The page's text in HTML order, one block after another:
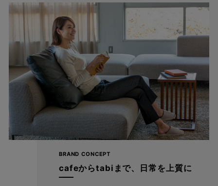
毎日を、軽やかに、美しく。
アンクル丈×テーパードで、抜け感のある美脚ライン。かっちり
しすぎず、それでいてだらしなく見えない。あなたの日常にちょ
うどいいバランスです。
BRAND CONCEPT
cafeからtabiまで、日常を上質に